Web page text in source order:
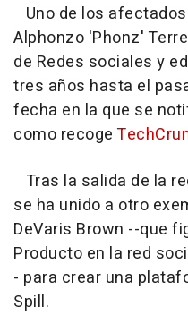
Uno de los
Alphonzo 'Phonz'
de Redes sociales y
tres años hasta el
fecha en la que se
como recoge
Tras la salida de la
se ha unido a otro
DeVaris Brown --que
Producto en la red
- para crear una
Spill.